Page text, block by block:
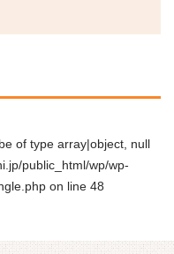
of type array|object, null
public_html/wp/wp-
on line 48